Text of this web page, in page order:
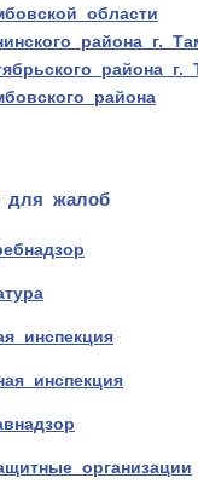
области
района г.
района г.
района
для жалоб
инспекция
инспекция
организации